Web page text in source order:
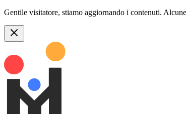
Gentile visitatore, stiamo aggiornando i contenuti.